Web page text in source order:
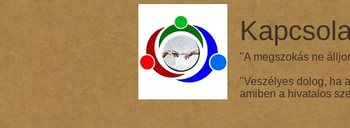
"A megszokás ne
"Veszélyes dolog, ha
amiben a hivatalos